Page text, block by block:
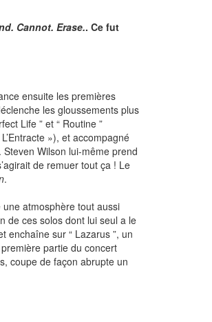
Cannot. Erase.. Ce fut
ensuite les premières
les gloussements plus
Life ” et “ Routine ”
»), et accompagné
Wilson lui-même prend
de remuer tout ça ! Le
.
une atmosphère tout aussi
de ces solos dont lui seul a le
enchaîne sur “ Lazarus ”, un
partie du concert
coupe de façon abrupte un